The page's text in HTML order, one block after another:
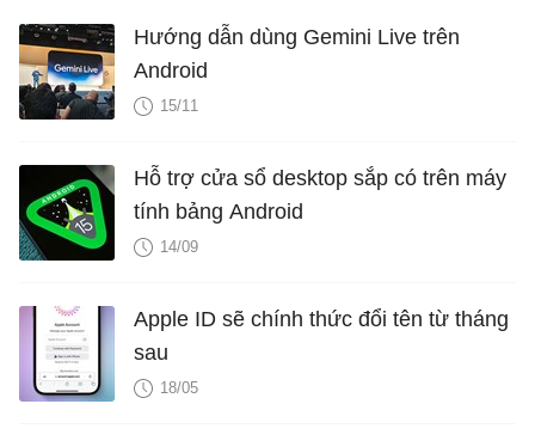
Hướng dẫn dùng Gemini Live trên
Android
15/11
Hỗ trợ cửa sổ desktop sắp có trên máy
tính bảng Android
14/09
Apple ID sẽ chính thức đổi tên từ tháng
sau
18/05